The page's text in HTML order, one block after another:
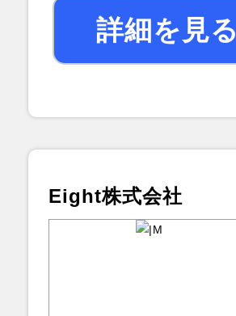
詳細を見る
Eight株式会社